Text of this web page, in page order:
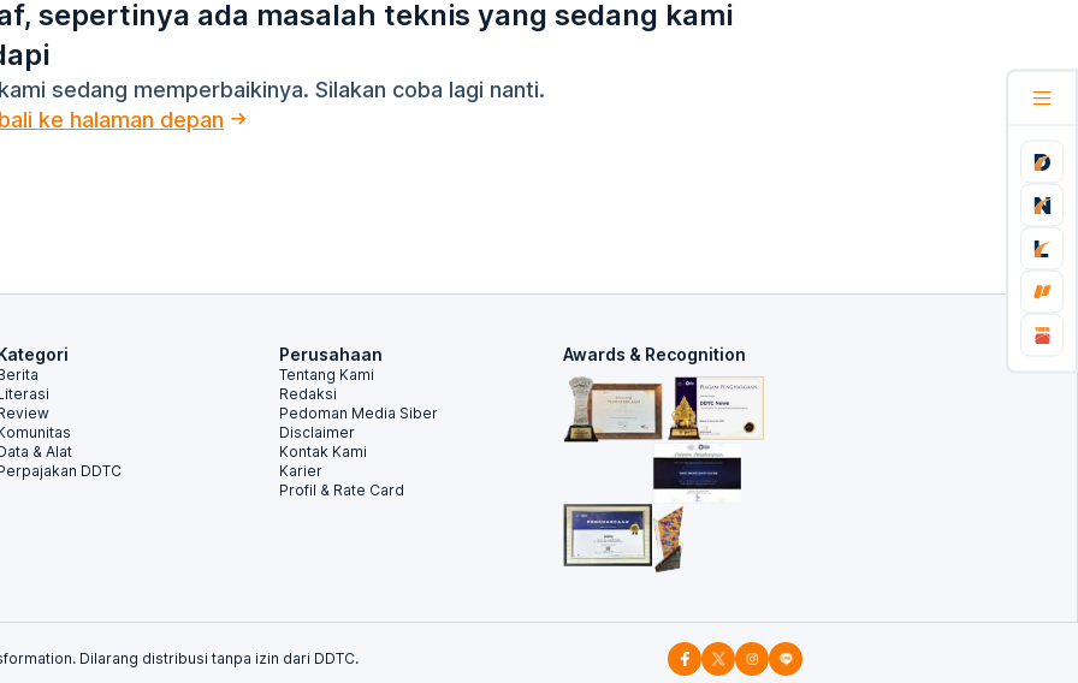
sepertinya ada masalah teknis yang sedang kami
sedang memperbaikinya. Silakan coba lagi nanti.
ke halaman depan
& Alat
DDTC
Perusahaan
Tentang Kami
Redaksi
Pedoman Media Siber
Disclaimer
Kontak Kami
Karier
Profil & Rate Card
Awards & Recognition
Dilarang distribusi tanpa izin dari DDTC.